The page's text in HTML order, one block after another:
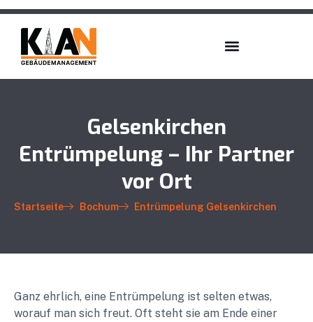
Gelsenkirchen
Entrümpelung – Ihr Partner
vor Ort
Startseite Bochum Entrümpelung Gelsenkirchen
Ganz ehrlich, eine Entrümpelung ist selten etwas,
worauf man sich freut. Oft steht sie am Ende einer